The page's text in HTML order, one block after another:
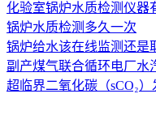
化验室锅炉水质检测仪器
锅炉水质检测多久一次
锅炉给水该在线监测还是
副产煤气联合循环电厂水
超临界二氧化碳（sCO₂